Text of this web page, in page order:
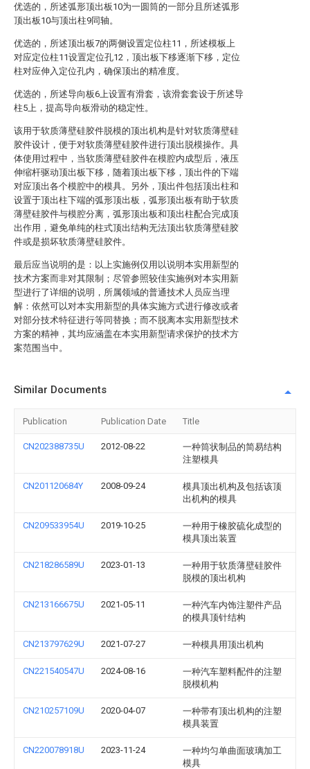
优选的，所述弧形顶出板10为一圆筒的一部分且所述弧形
顶出板10与顶出柱9同轴。
优选的，所述顶出板7的两侧设置定位柱11，所述模板上
对应定位柱11设置定位孔12，顶出板下移逐渐下移，定位
柱对应伸入定位孔内，确保顶出的精准度。
优选的，所述导向板6上设置有滑套，该滑套套设于所述导
柱5上，提高导向板滑动的稳定性。
该用于软质薄壁硅胶件脱模的顶出机构是针对软质薄壁硅
胶件设计，便于对软质薄壁硅胶件进行顶出脱模操作。具
体使用过程中，当软质薄壁硅胶件在模腔内成型后，液压
伸缩杆驱动顶出板下移，随着顶出板下移，顶出件的下端
对应顶出各个模腔中的模具。另外，顶出件包括顶出柱和
设置于顶出柱下端的弧形顶出板，弧形顶出板有助于软质
薄壁硅胶件与模腔分离，弧形顶出板和顶出柱配合完成顶
出作用，避免单纯的柱式顶出结构无法顶出软质薄壁硅胶
件或是损坏软质薄壁硅胶件。
最后应当说明的是：以上实施例仅用以说明本实用新型的
技术方案而非对其限制；尽管参照较佳实施例对本实用新
型进行了详细的说明，所属领域的普通技术人员应当理
解：依然可以对本实用新型的具体实施方式进行修改或者
对部分技术特征进行等同替换；而不脱离本实用新型技术
方案的精神，其均应涵盖在本实用新型请求保护的技术方
案范围当中。
Similar Documents
Publication Publication Date Title
CN202388735U 2012-08-22
一种筒状制品的简易结构
注塑模具
CN201120684Y 2008-09-24
模具顶出机构及包括该顶
出机构的模具
CN209533954U 2019-10-25
一种用于橡胶硫化成型的
模具顶出装置
CN218286589U 2023-01-13
一种用于软质薄壁硅胶件
脱模的顶出机构
CN213166675U 2021-05-11
一种汽车内饰注塑件产品
的模具顶针结构
CN213797629U 2021-07-27 一种模具用顶出机构
CN221540547U 2024-08-16
一种汽车塑料配件的注塑
脱模机构
CN210257109U 2020-04-07
一种带有顶出机构的注塑
模具装置
CN220078918U 2023-11-24
一种均匀单曲面玻璃加工
模具